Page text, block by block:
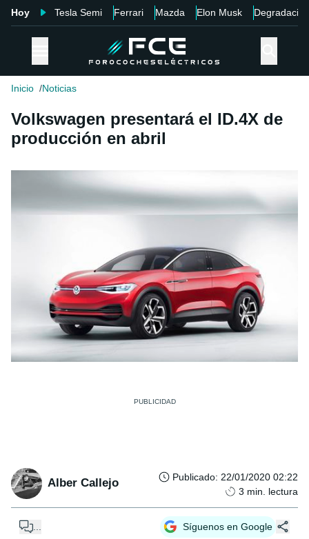
Hoy Tesla Semi Ferrari Mazda Elon Musk Degradación
Inicio Noticias
Volkswagen presentará el ID.4X de
producción en abril
Alber Callejo Publicado: 22/01/2020 02:22
3 min. lectura
Síguenos en Google